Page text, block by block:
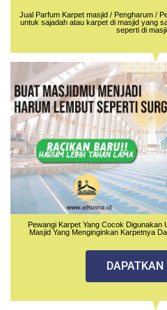
Jual Parfum Karpet masjid / Pengharum /
untuk sajadah atau karpet di masjid yang
seperti di
Pewangi Karpet Yang Cocok Digunakan
Masjid Yang Menginginkan Karpetnya
DAPATKAN